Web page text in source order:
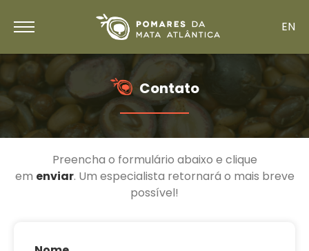
EN
Contato
Preencha o formulário abaixo e clique
em enviar. Um especialista retornará o mais breve
possível!